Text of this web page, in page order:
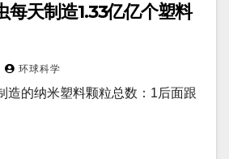
每天制造1.33亿亿个塑料
环球科学
造的纳米塑料颗粒总数：1后面跟